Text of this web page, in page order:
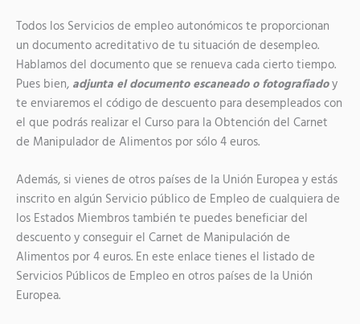
Todos los Servicios de empleo autonómicos te proporcionan
un documento acreditativo de tu situación de desempleo.
Hablamos del documento que se renueva cada cierto tiempo.
Pues bien, adjunta el documento escaneado o fotografiadoy
te enviaremos el código de descuento para desempleados con
el que podrás realizar el Curso para la Obtención del Carnet
de Manipulador de Alimentos por sólo 4 euros.
Además, si vienes de otros países de la Unión Europea y estás
inscrito en algún Servicio público de Empleo de cualquiera de
los Estados Miembros también te puedes beneficiar del
descuento y conseguir el Carnet de Manipulación de
Alimentos por 4 euros. En este enlace tienes el listado de
Servicios Públicos de Empleo en otros países de la Unión
Europea.